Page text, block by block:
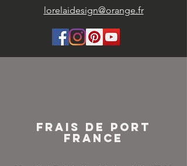
lorelaidesign@orange.fr
FRAIS DE PORT
FRANCE